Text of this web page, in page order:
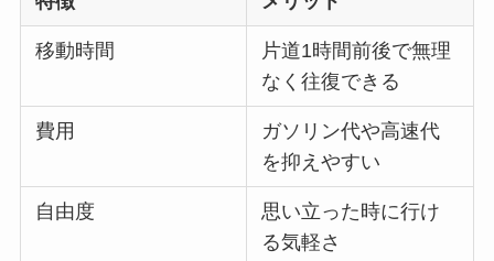
移動時間
片道1時間前後で無理
なく往復できる
費用
ガソリン代や高速代
を抑えやすい
自由度
思い立った時に行け
る気軽さ